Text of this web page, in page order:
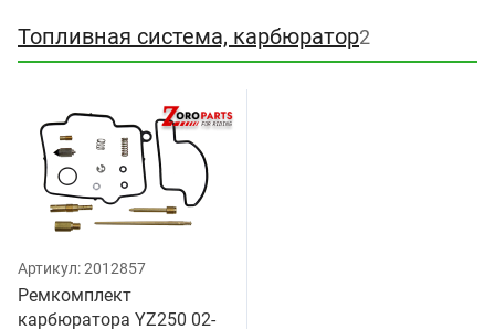
Топливная система, карбюратор2
Артикул:2012857
Ремкомплект
карбюратора YZ250 02-